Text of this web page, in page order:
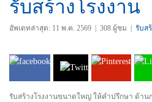
รับสร้างโรงงาน
อัพเดทล่าสุด: 11 พ.ค. 2569 308 ผู้ชม รับส
รับสร้างโรงงานขนาดใหญ่ ให้คำปรึกษา ด้าน